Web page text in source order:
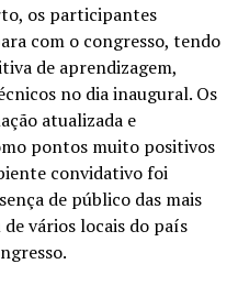
os participantes
com o congresso, tendo
de aprendizagem,
no dia inaugural. Os
atualizada e
pontos muito positivos
convidativo foi
de público das mais
de vários locais do país